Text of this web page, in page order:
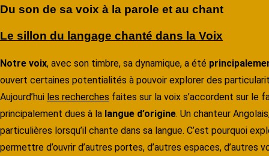
Du son de sa voix à la parole et au chant
Le sillon du langage chanté dans la Voix
Notre voix, avec son timbre, sa dynamique, a été
ouvert certaines potentialités à pouvoir explorer des
Aujourd’hui les recherches faites sur la voix s’accordent sur le
principalement dues à la langue d’origine. Un chanteur
particulières lorsqu’il chante dans sa langue. C’est pourquoi
permettre d’ouvrir d’autres portes, d’autres espaces,